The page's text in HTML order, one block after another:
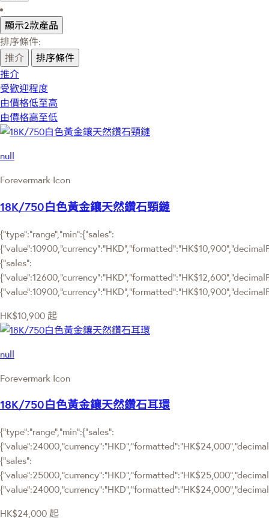
顯示2款產品
排序條件:
推介
排序條件
推介
受歡迎程度
由價格低至高
由價格高至低
null
Forevermark Icon
18K/750白色黃金鑲天然鑽石頸鏈
{"type":"range","min":{"sales":
{"sales":
HK$10,900 起
null
Forevermark Icon
18K/750白色黃金鑲天然鑽石耳環
{"type":"range","min":{"sales":
{"sales":
HK$24,000 起